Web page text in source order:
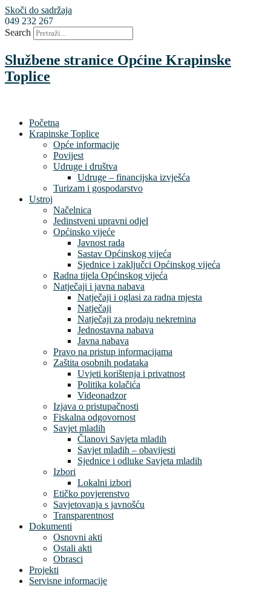
Skoči do sadržaja
049 232 267
Search
Službene stranice Općine Krapinske
Toplice
Početna
Krapinske Toplice
Opće informacije
Povijest
Udruge i društva
Udruge – financijska izvješća
Turizam i gospodarstvo
Ustroj
Načelnica
Jedinstveni upravni odjel
Općinsko vijeće
Javnost rada
Sastav Općinskog vijeća
Sjednice i zaključci Općinskog vijeća
Radna tijela Općinskog vijeća
Natječaji i javna nabava
Natječaji i oglasi za radna mjesta
Natječaji
Natječaji za prodaju nekretnina
Jednostavna nabava
Javna nabava
Pravo na pristup informacijama
Zaštita osobnih podataka
Uvjeti korištenja i privatnost
Politika kolačića
Videonadzor
Izjava o pristupačnosti
Fiskalna odgovornost
Savjet mladih
Članovi Savjeta mladih
Savjet mladih – obavijesti
Sjednice i odluke Savjeta mladih
Izbori
Lokalni izbori
Etičko povjerenstvo
Savjetovanja s javnošću
Transparentnost
Dokumenti
Osnovni akti
Ostali akti
Obrasci
Projekti
Servisne informacije